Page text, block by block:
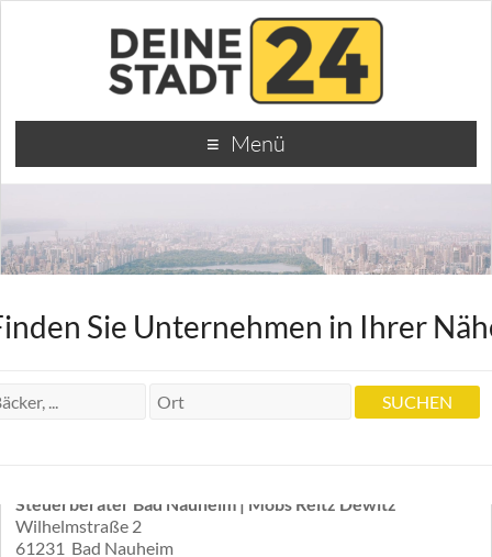
Menü
Reitz Dewitz
Sie Unternehmen in Ihrer
Steuerberater Bad Nauheim | Möbs Reitz Dewitz
Wilhelmstraße 2
61231 Bad Nauheim